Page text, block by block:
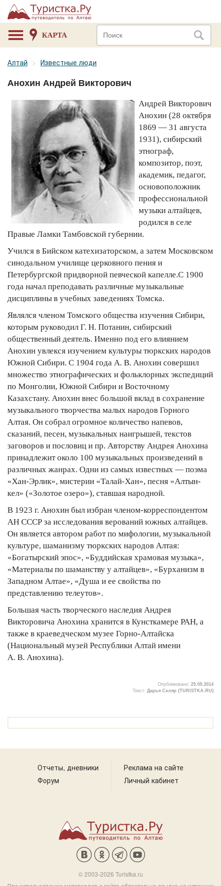
КАРТА
Алтай Известные люди
Анохин Андрей Викторович
Андрей Викторович
Анохин (28 октября
1869 — 31 августа
1931), сибирский
этнограф,
композитор, поэт,
академик, педагог,
основоположник
профессиональной
музыки алтайцев,
родился в селе
Правые Ламки Тамбовской губернии.
Учился в Бийском катехизаторском, а затем Московском
синодальном училище церковного пения и
Петербургской придворной певческой капелле.С 1900
года начал преподавать различные музыкальные
дисциплины в учебных заведениях Томска.
Являлся членом Томского общества изучения Сибири,
которым руководил Г. Н. Потанин, сибирский
общественный деятель. Именно под его влиянием
Анохин увлекся изучением культуры тюркских народов
Южной Сибири. С 1904 года А. В. Анохин совершил
множество этнографических и фольклорных экспедиций
по Монголии, Южной Сибири и Восточному
Казахстану. Анохин внес большой вклад в сохранение
музыкального творчества малых народов Горного
Алтая. Он собрал огромное количество напевов,
сказаний, песен, музыкальных наигрышей, текстов
заговоров и пословиц и пр. Авторству Андрея Анохина
принадлежит около 100 музыкальных произведений в
различных жанрах. Одни из самых известных — поэма
«Хан-Эрлик», мистерии «Талай-Хан», песня «Алтын-
кел» («Золотое озеро»), ставшая народной.
В 1923 г. Анохин был избран членом-корреспондентом
АН СССР за исследования верований южных алтайцев.
Он является автором работ по мифологии, музыкальной
культуре, шаманизму тюркских народов Алтая:
«Богатырский эпос», «Буддийская храмовая музыка»,
«Материалы по шаманству у алтайцев», «Бурханизм в
Западном Алтае», «Душа и ее свойства по
представлению телеутов».
Большая часть творческого наследия Андрея
Викторовича Анохина хранится в Кунсткамере РАН, а
также в краеведческом музее Горно-Алтайска
(Национальный музей Республики Алтай имени
А. В. Анохина).
Опубликовано: 25.09.2014
Текст: Дарья Скляр (TURISTKA.RU)
Отчеты, дневники
Форум
Реклама на сайте
Личный кабинет
© 2003-2026 Turistka.ru